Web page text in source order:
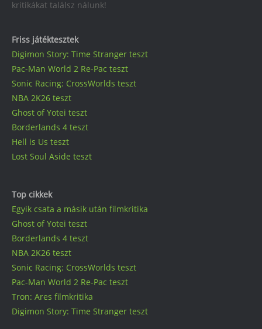
Friss játéktesztek
Digimon Story: Time Stranger teszt
Pac-Man World 2 Re-Pac teszt
Sonic Racing: CrossWorlds teszt
NBA 2K26 teszt
Ghost of Yotei teszt
Borderlands 4 teszt
Hell is Us teszt
Lost Soul Aside teszt
Top cikkek
Egyik csata a másik után filmkritika
Ghost of Yotei teszt
Borderlands 4 teszt
NBA 2K26 teszt
Sonic Racing: CrossWorlds teszt
Pac-Man World 2 Re-Pac teszt
Tron: Ares filmkritika
Digimon Story: Time Stranger teszt
kritikákat találsz nálunk!